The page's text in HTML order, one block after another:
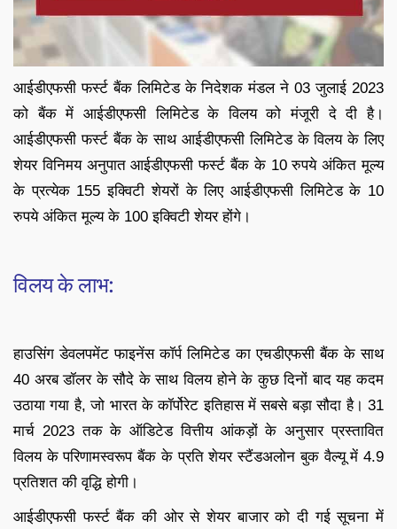
आईडीएफसी फर्स्ट बैंक लिमिटेड के निदेशक मंडल ने 03 जुलाई 2023
को बैंक में आईडीएफसी लिमिटेड के विलय को मंजूरी दे दी है।
आईडीएफसी फर्स्ट बैंक के साथ आईडीएफसी लिमिटेड के विलय के लिए
शेयर विनिमय अनुपात आईडीएफसी फर्स्ट बैंक के 10 रुपये अंकित मूल्य
के प्रत्येक 155 इक्विटी शेयरों के लिए आईडीएफसी लिमिटेड के 10
रुपये अंकित मूल्य के 100 इक्विटी शेयर होंगे।
विलय के लाभ:
हाउसिंग डेवलपमेंट फाइनेंस कॉर्प लिमिटेड का एचडीएफसी बैंक के साथ
40 अरब डॉलर के सौदे के साथ विलय होने के कुछ दिनों बाद यह कदम
उठाया गया है, जो भारत के कॉर्पोरेट इतिहास में सबसे बड़ा सौदा है। 31
मार्च 2023 तक के ऑडिटेड वित्तीय आंकड़ों के अनुसार प्रस्तावित
विलय के परिणामस्वरूप बैंक के प्रति शेयर स्टैंडअलोन बुक वैल्यू में 4.9
प्रतिशत की वृद्धि होगी।
आईडीएफसी फर्स्ट बैंक की ओर से शेयर बाजार को दी गई सूचना में